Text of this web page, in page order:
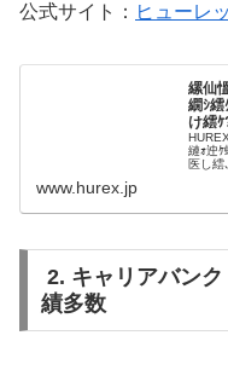
公式サイト： ヒューレ
縲仙
繝ｼ繧
け繧
縺ｫ迚ｹ
医し繧
www.hurex.jp
2. キャリアバン
績多数